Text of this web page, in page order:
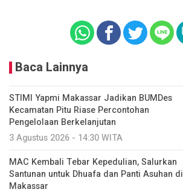
Baca Lainnya
STIMI Yapmi Makassar Jadikan BUMDes
Kecamatan Pitu Riase Percontohan
Pengelolaan Berkelanjutan
3 Agustus 2026 - 14:30 WITA
MAC Kembali Tebar Kepedulian, Salurkan
Santunan untuk Dhuafa dan Panti Asuhan di
Makassar